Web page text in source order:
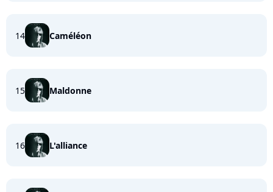
14 Caméléon
15 Maldonne
16 L'alliance